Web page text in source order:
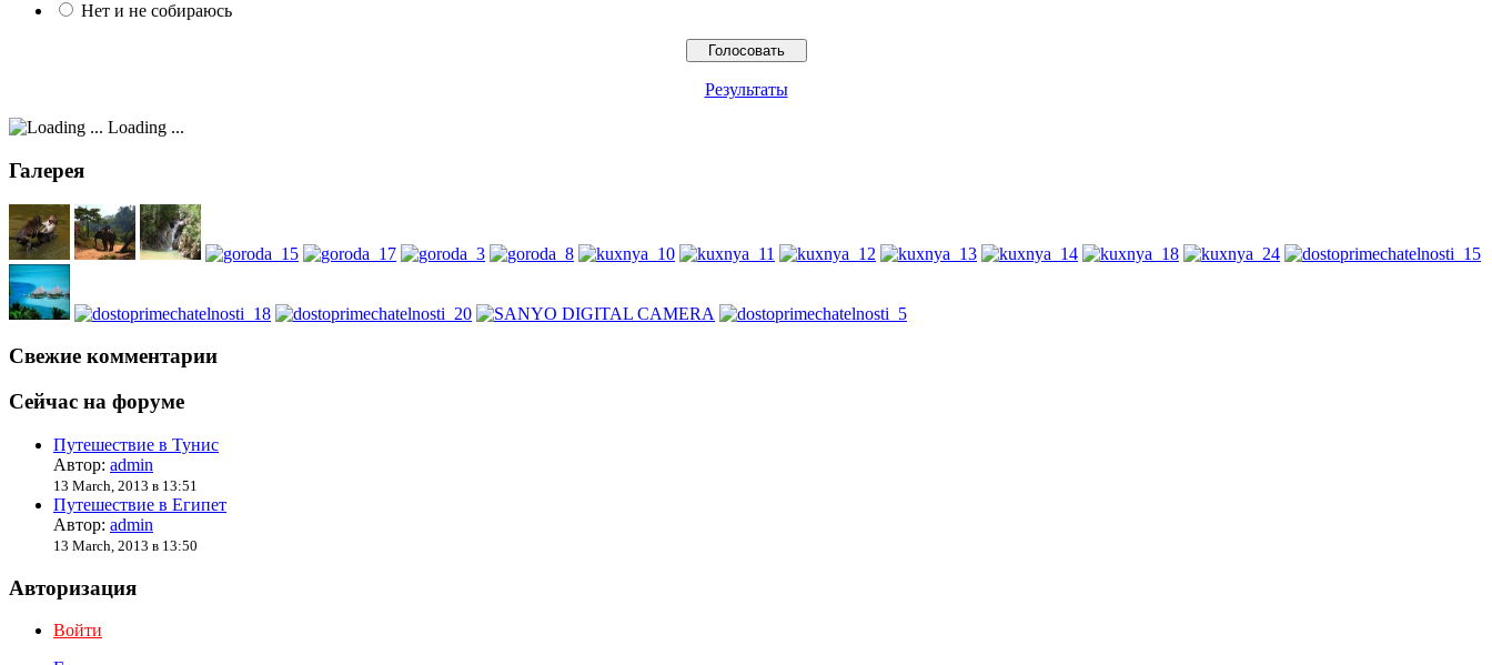
Нет и не собираюсь
Результаты
Loading ...
Галерея
Свежие комментарии
Сейчас на форуме
Путешествие в Тунис
Автор: admin
13 March, 2013 в 13:51
Путешествие в Египет
Автор: admin
13 March, 2013 в 13:50
Авторизация
Войти